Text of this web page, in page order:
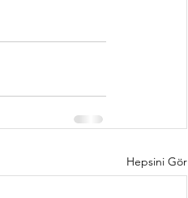
Hepsini Gör